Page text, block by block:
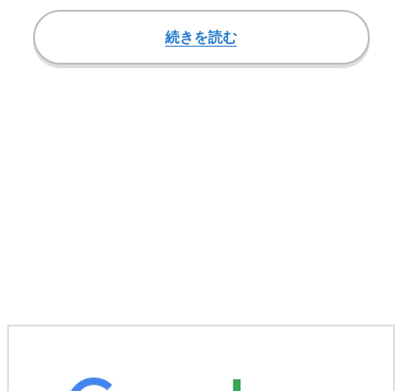
本初の蒸気軍艦「…
続きを読む